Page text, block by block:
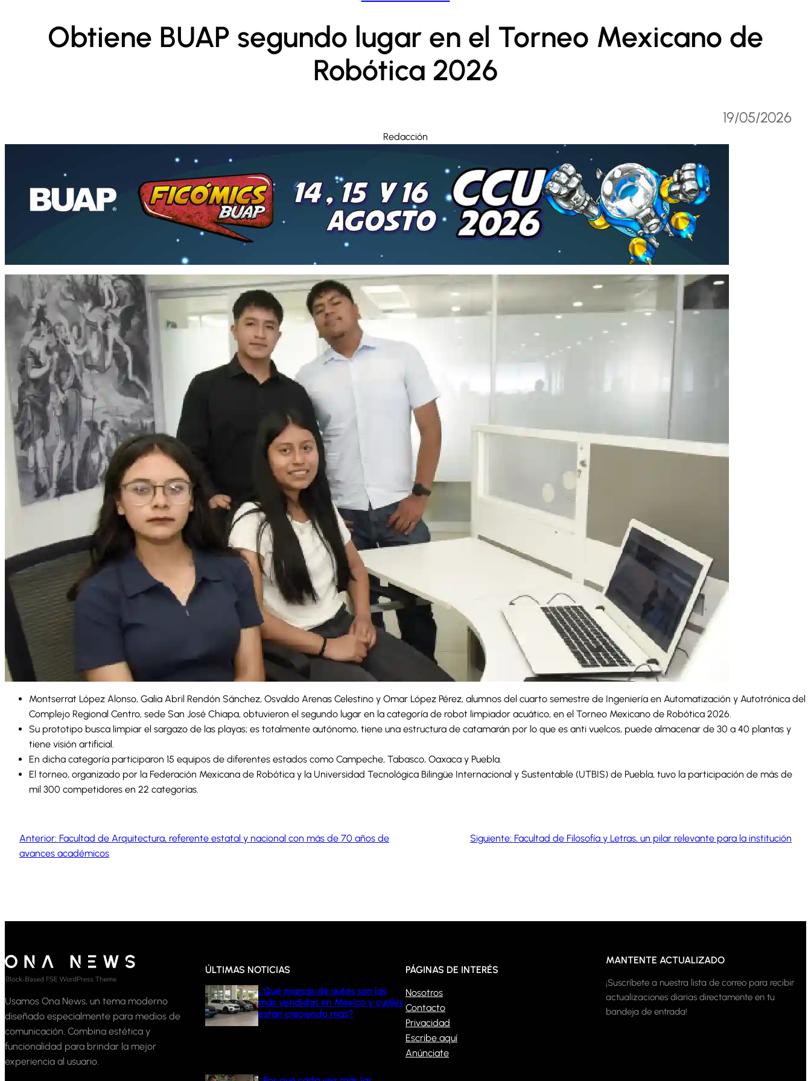
Obtiene BUAP segundo lugar en el Torneo Mexicano de
Robótica 2026
19/05/2026
Redacción
Montserrat López Alonso, Galia Abril Rendón Sánchez, Osvaldo Arenas Celestino y Omar López Pérez, alumnos del cuarto semestre de Ingeniería en Automatización y Autotrónica del
Complejo Regional Centro, sede San José Chiapa, obtuvieron el segundo lugar en la categoría de robot limpiador acuático, en el Torneo Mexicano de Robótica 2026.
Su prototipo busca limpiar el sargazo de las playas; es totalmente autónomo, tiene una estructura de catamarán por lo que es anti vuelcos, puede almacenar de 30 a 40 plantas y
tiene visión artificial.
En dicha categoría participaron 15 equipos de diferentes estados como Campeche, Tabasco, Oaxaca y Puebla.
El torneo, organizado por la Federación Mexicana de Robótica y la Universidad Tecnológica Bilingüe Internacional y Sustentable (UTBIS) de Puebla, tuvo la participación de más de
mil 300 competidores en 22 categorías.
Anterior: Facultad de Arquitectura, referente estatal y nacional con más de 70 años de
avances académicos
Siguiente: Facultad de Filosofía y Letras, un pilar relevante para la institución
Usamos Ona News, un tema moderno
diseñado especialmente para medios de
comunicación. Combina estética y
funcionalidad para brindar la mejor
experiencia al usuario.
ÚLTIMAS NOTICIAS
¿Qué marcas de autos son las
más vendidas en México y cuáles
están creciendo más?
PÁGINAS DE INTERÉS
Nosotros
Contacto
Privacidad
Escribe aquí
Anúnciate
MANTENTE ACTUALIZADO
¡Suscríbete a nuestra lista de correo para recibir
actualizaciones diarias directamente en tu
bandeja de entrada!